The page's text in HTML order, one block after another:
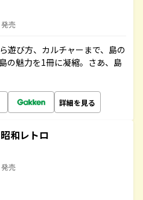
売
遊び方、カルチャーまで、島の
の魅力を1冊に凝縮。さあ、島
詳細を見る
和レトロ
売